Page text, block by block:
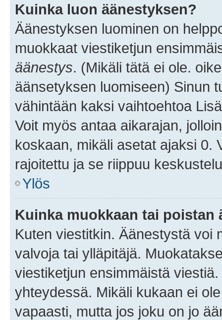
Kuinka luon äänestyksen?
Äänestyksen luominen on
muokkaat viestiketjun
äänestys. (Mikäli tätä ei ole.
äänsetyksen luomiseen) Sinun
vähintään kaksi vaihtoehtoa
Voit myös antaa aikarajan,
koskaan, mikäli asetat ajaksi 0.
rajoitettu ja se riippuu
Ylös
Kuinka muokkaan tai poistan
Kuten viestitkin. Äänestystä voi
valvoja tai ylläpitäjä.
viestiketjun ensimmäistä
yhteydessä. Mikäli kukaan ei
vapaasti, mutta jos joku on jo